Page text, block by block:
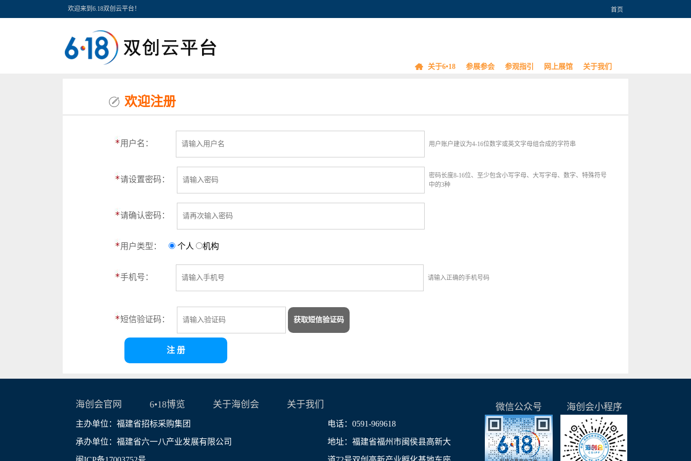
欢迎来到6.18双创云平台！ 首页
关于6•18 参展参会 参观指引 网上展馆 关于我们
欢迎注册
用户名： 用户账户建议为4-16位数字或英文字母组合成的字符串
请设置密码：
密码长度8-16位、至少包含小写字母、大写字母、数字、特殊符号
中的3种
请确认密码：
用户类型： 个人 机构
手机号： 请输入正确的手机号码
短信验证码： 获取短信验证码
海创会官网 6•18博览 关于海创会 关于我们
主办单位：福建省招标采购集团
承办单位：福建省六一八产业发展有限公司
电话：0591-969618
地址：福建省福州市闽侯县高新大
海创会小程序
微信公众号